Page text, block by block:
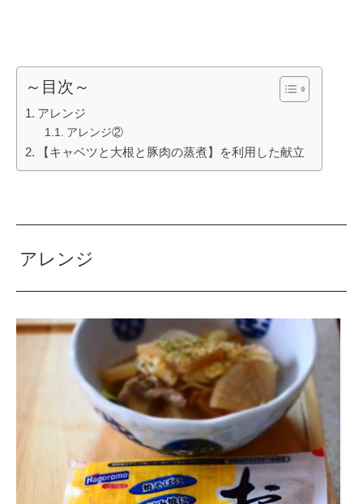
～目次～
アレンジ
アレンジ②
【キャベツと大根と豚肉の蒸煮】を利用した献立
アレンジ